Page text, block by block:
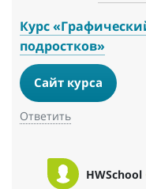
подход. Учителя не
ребёнка и помогают
возникают. Он-лайн
Надеемся, мы многому
Курс
подростков»
Сайт курса
Ответить
HWSchool